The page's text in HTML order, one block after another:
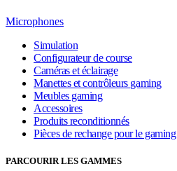
Microphones
Simulation
Configurateur de course
Caméras et éclairage
Manettes et contrôleurs gaming
Meubles gaming
Accessoires
Produits reconditionnés
Pièces de rechange pour le gaming
PARCOURIR LES GAMMES